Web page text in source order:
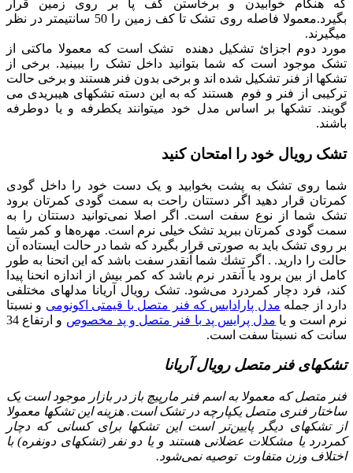
که هنگام خوابیدن و برخاستن کف پا بر روی زمین قرار
بگیرد.معمولا فاصله روی تشک تا کف زمین را 50 سانتیمتر در نظر
میگیرند.
مورد دوم اجزائ تشکیل دهنده تشک است که معمولا ماکتی از
تشک موجود است که شما بتوانید داخل تشک را ببینید. برخی از
تشکها از فنر تشکیل شده اند و برخی بدون فنر هستند و برخی حالت
ترکیبی از فنر و فوم هستند که به این دسته تشکهای هیبریدی می
گویند. تشکها بر اساس مدل خود میتوانند یکطرفه و یا دوطرفه
باشند.
تشک رویال خود را امتحان کنید
شما روی تشک به پشت بخوابید و یک دست خود را داخل گودی
کمرتان قرار دهید اگر دستتان راحت به سمت گودی کمرتان برود
تشک شما از نوع سفت است. اگر اصلا نمی‌توانید دستتان را به
سمت گودی کمرتان ببرید تشک خیلی نرم است. مهره‌ها و کمر شما
بر روی تشک باید به صورتی قرار بگیرد که شما در حالت ایستاده آن
حالت را دارید. . اگر تشك شما آنقدر سفت باشد كه این انحنا به طور
كامل از بین برود یا آنقدر نرم باشد كه كمر بیش از اندازه انحنا پیدا
كند، فرد دچار كمردرد می‌شود. تشک رویال آریانا مدلهای مختلفی
دارد از جمله مدل پارادایس که فنر متصل با قیمتی اکونومی و نسبتا
نرم است و یا مدل پرایس پد با فنر متصل و پد مخصوص
و ارتفاع 34
سانت که نسبتا سفت است.
تشکهای فنر متصل رویال آریانا
فنر متصل که معمولا به اسم فنر مارپیچ باز در بازار موجود است یک
ساختار فنری متصل یکپارچه در تشک است. هزینه این تشکها معمولا
از تشکهای دیگر پایین‌تر است این تشکها برای کسانی که دچار
کمردرد یا مشکلات عضلانی هستند و یا دو نفر (تشکهای دونفره) با
اختلاف وزن متفاوت توصیه نمی‌شود.